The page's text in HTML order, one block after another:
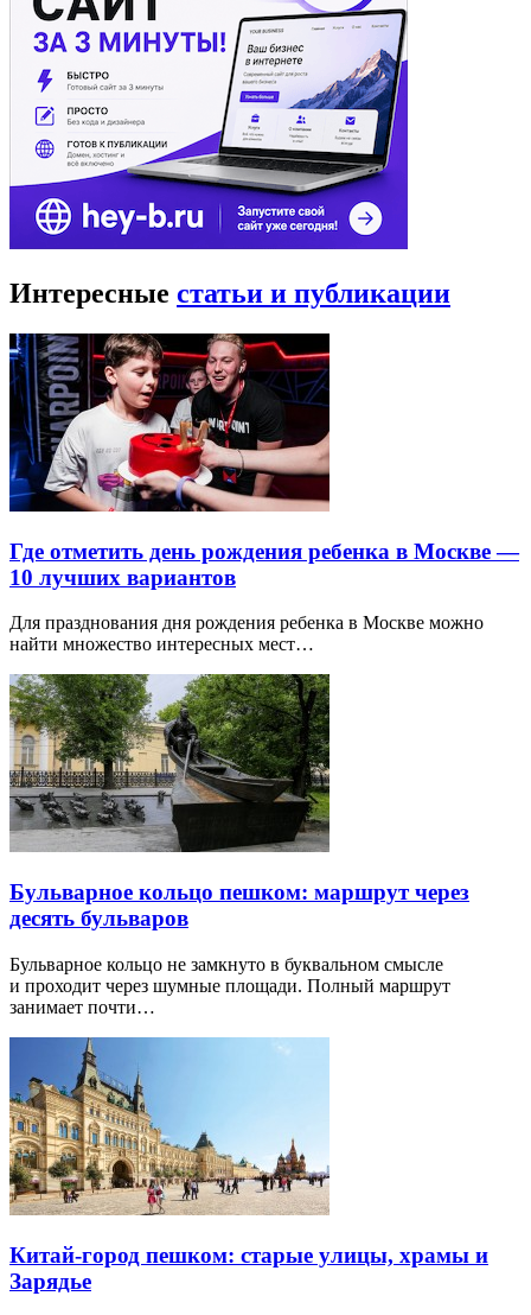
Интересные статьи и публикации
Где отметить день рождения ребенка в Москве —
10 лучших вариантов
Для празднования дня рождения ребенка в Москве можно
найти множество интересных мест…
Бульварное кольцо пешком: маршрут через
десять бульваров
Бульварное кольцо не замкнуто в буквальном смысле
и проходит через шумные площади. Полный маршрут
занимает почти…
Китай-город пешком: старые улицы, храмы и
Зарядье